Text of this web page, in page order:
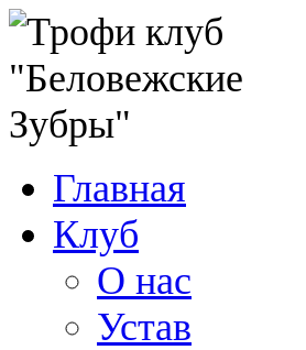
Главная
Клуб
О нас
Устав